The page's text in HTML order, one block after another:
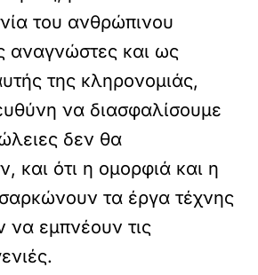
του ανθρώπινου
αναγνώστες και ως
της κληρονομιάς,
να διασφαλίσουμε
δεν θα
και ότι η ομορφιά και η
τα έργα τέχνης
να εμπνέουν τις